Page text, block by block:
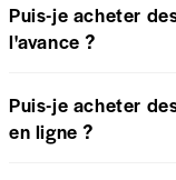
Puis-je acheter
l'avance ?
Puis-je acheter
en ligne ?